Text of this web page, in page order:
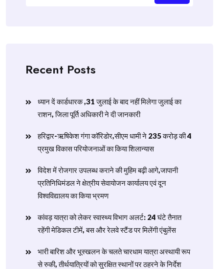
Recent Posts
ध्यान दें कार्डधारक ,31 जुलाई के बाद नहीं मिलेगा जुलाई का
राशन, जिला पूर्ति अधिकारी ने दी जानकारी
हरिद्वार-ऋषिकेश गंगा कॉरिडोर,सीएम धामी ने 235 करोड़ की 4
प्रमुख विकास परियोजनाओं का किया शिलान्यास
विदेश में रोजगार उपलब्ध कराने की मुहिम बढ़ी आगे,जापानी
प्रतिनिधिमंडल ने क्षेत्रीय सेवायोजन कार्यालय एवं दून
विश्वविद्यालय का किया भ्रमण
​कांवड़ यात्रा को लेकर स्वास्थ्य विभाग अलर्ट: 24 घंटे तैनात
रहेंगी मेडिकल टीमें, बस और रेलवे स्टैंड पर मिलेंगी एंबुलेंस
​भारी बारिश और भूस्खलन के चलते चारधाम यात्रा अस्थायी रूप
से रुकी, तीर्थयात्रियों को सुरक्षित स्थानों पर ठहरने के निर्देश